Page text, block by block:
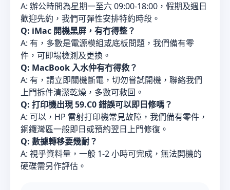
A: 辦公時間為星期一至六 09:00-18:00，假期及週日
歡迎先約，我們可彈性安排特約時段。
Q: iMac 開機黑屏，有冇得整？
A: 有，多數是電源模組或底板問題，我們備有零
件，可即場檢測及更換。
Q: MacBook 入水仲有冇得救？
A: 有，請立即關機斷電，切勿嘗試開機，聯絡我們
上門拆件清潔乾燥，多數可救回。
Q: 打印機出現 59.C0 錯誤可以即日修嗎？
A: 可以，HP 雷射打印機常見故障，我們備有零件，
銅鑼灣區一般即日或預約翌日上門修復。
Q: 數據轉移要幾耐？
A: 視乎資料量，一般 1-2 小時可完成，無法開機的
硬碟需另作評估。